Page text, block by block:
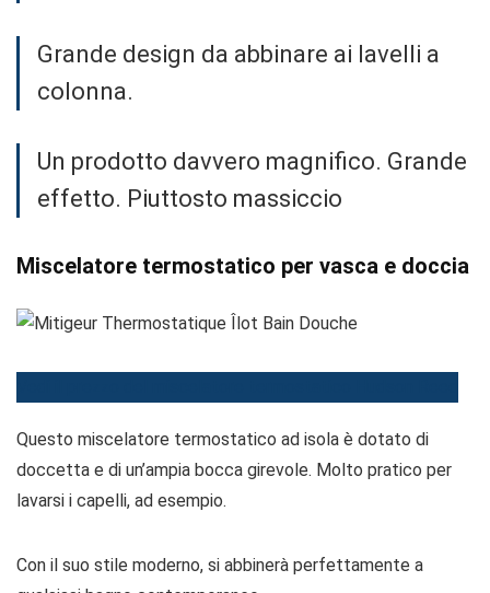
Grande design da abbinare ai lavelli a
colonna.
Un prodotto davvero magnifico. Grande
effetto. Piuttosto massiccio
Miscelatore termostatico per vasca e doccia
Questo miscelatore termostatico ad isola è dotato di
doccetta e di un’ampia bocca girevole. Molto pratico per
lavarsi i capelli, ad esempio.
Con il suo stile moderno, si abbinerà perfettamente a